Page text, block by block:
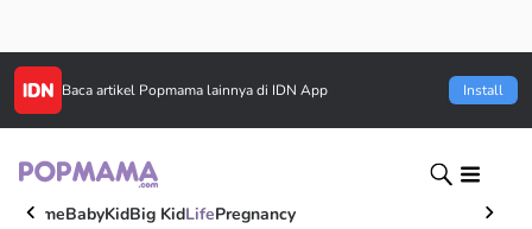
Baca artikel Popmama lainnya di IDN App Install
HomeBabyKidBig KidLifePregnancy